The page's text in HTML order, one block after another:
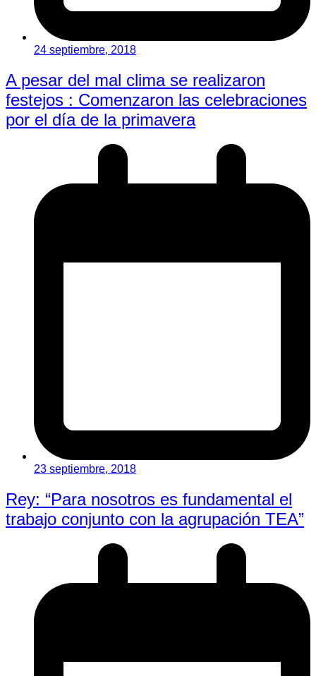
24 septiembre, 2018
A pesar del mal clima se realizaron
festejos : Comenzaron las celebraciones
por el día de la primavera
23 septiembre, 2018
Rey: “Para nosotros es fundamental el
trabajo conjunto con la agrupación TEA”